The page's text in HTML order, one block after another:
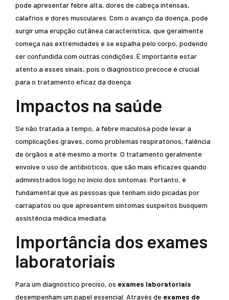
pode apresentar febre alta, dores de cabeça intensas,
calafrios e dores musculares. Com o avanço da doença, pode
surgir uma erupção cutânea característica, que geralmente
começa nas extremidades e se espalha pelo corpo, podendo
ser confundida com outras condições. É importante estar
atento a esses sinais, pois o diagnóstico precoce é crucial
para o tratamento eficaz da doença.
Impactos na saúde
Se não tratada a tempo, a febre maculosa pode levar a
complicações graves, como problemas respiratórios, falência
de órgãos e até mesmo a morte. O tratamento geralmente
envolve o uso de antibióticos, que são mais eficazes quando
administrados logo no início dos sintomas. Portanto, é
fundamental que as pessoas que tenham sido picadas por
carrapatos ou que apresentem sintomas suspeitos busquem
assistência médica imediata.
Importância dos exames
laboratoriais
Para um diagnóstico preciso, os exames laboratoriais
desempenham um papel essencial. Através de exames de